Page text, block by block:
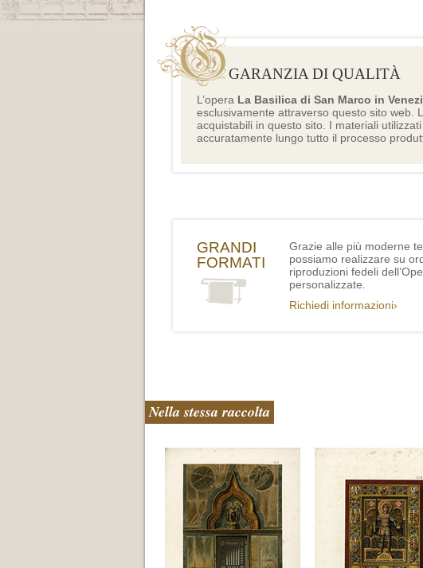
GARANZIA DI QUALITÀ
L’opera La Basilica di San Marco in
esclusivamente attraverso questo sito web.
acquistabili in questo sito. I materiali
accuratamente lungo tutto il processo
GRANDI
FORMATI
Grazie alle più moderne
possiamo realizzare su
riproduzioni fedeli
personalizzate.
Richiedi informazioni›
Nella stessa raccolta